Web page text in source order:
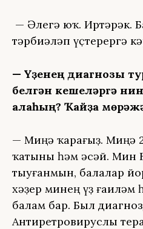
— Әлегә юҡ. Иртәрәк.
тәрбиәләп үҫтерергә
— Үҙенең диагнозы
белгән кешеләргә
алаһың? Ҡайҙа
— Миңә ҡарағыҙ. Миңә
ҡатыны һәм әсәй. Мин
тыуғанмын, балалар
хәҙер минең үҙ ғаиләм
балам бар. Был
Антиретровируслы